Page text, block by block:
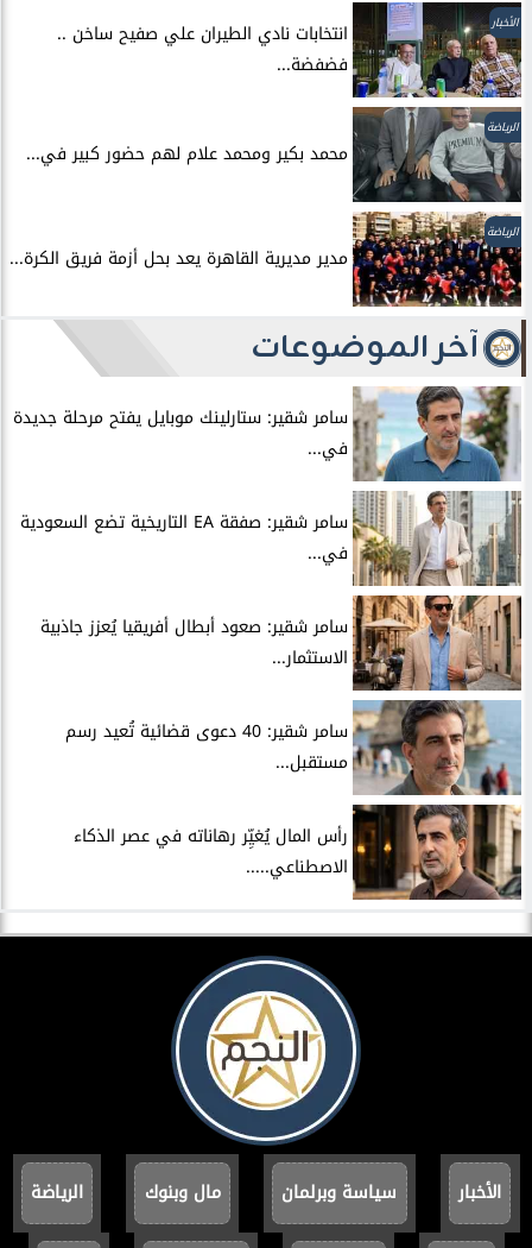
الأخبار
انتخابات نادي الطيران علي صفيح ساخن ..
فضفضة...
الرياضة
محمد بكير ومحمد علام لهم حضور كبير في...
الرياضة
مدير مديرية القاهرة يعد بحل أزمة فريق الكرة...
آخر الموضوعات
سامر شقير: ستارلينك موبايل يفتح مرحلة جديدة
في...
سامر شقير: صفقة EA التاريخية تضع السعودية
في...
سامر شقير: صعود أبطال أفريقيا يُعزز جاذبية
الاستثمار...
سامر شقير: 40 دعوى قضائية تُعيد رسم
مستقبل...
رأس المال يُغيِّر رهاناته في عصر الذكاء
الاصطناعي.....
الأخبار سياسة وبرلمان مال وبنوك الرياضة